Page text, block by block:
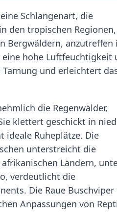
Schlangenart, die
den tropischen
Bergwäldern, anzutreffen
eine hohe Luftfeuchtigkeit
und erleichtert
die Regenwälder,
klettert geschickt in
Ruheplätze. Die
unterstreicht die
Ländern,
verdeutlicht die
Die Raue Buschviper
Anpassungen von